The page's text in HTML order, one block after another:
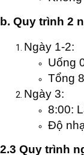
b. Quy trình 2
Ngày 1-2:
Uống
Tổng
Ngày 3:
8:00:
Độ
2.3 Quy trình